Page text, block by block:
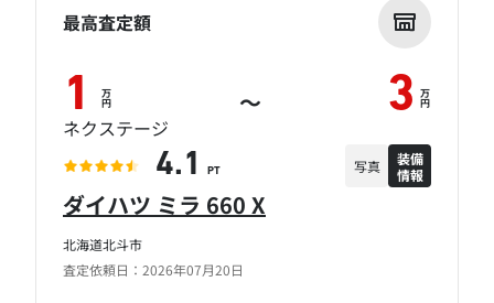
北海道北斗市
査定依頼日：2026年07月20日
ダイハツ ミラ 660 X
最高査定額
1 万
円 ～ 3 万
円
ネクステージ
4.1 PT 写真
装備
情報